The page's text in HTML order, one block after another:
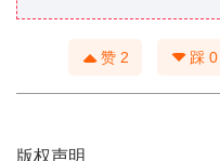
赞 2 踩 0
版权声明